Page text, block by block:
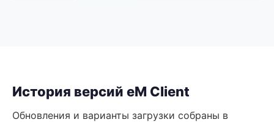
История версий eM Client
Обновления и варианты загрузки собраны в